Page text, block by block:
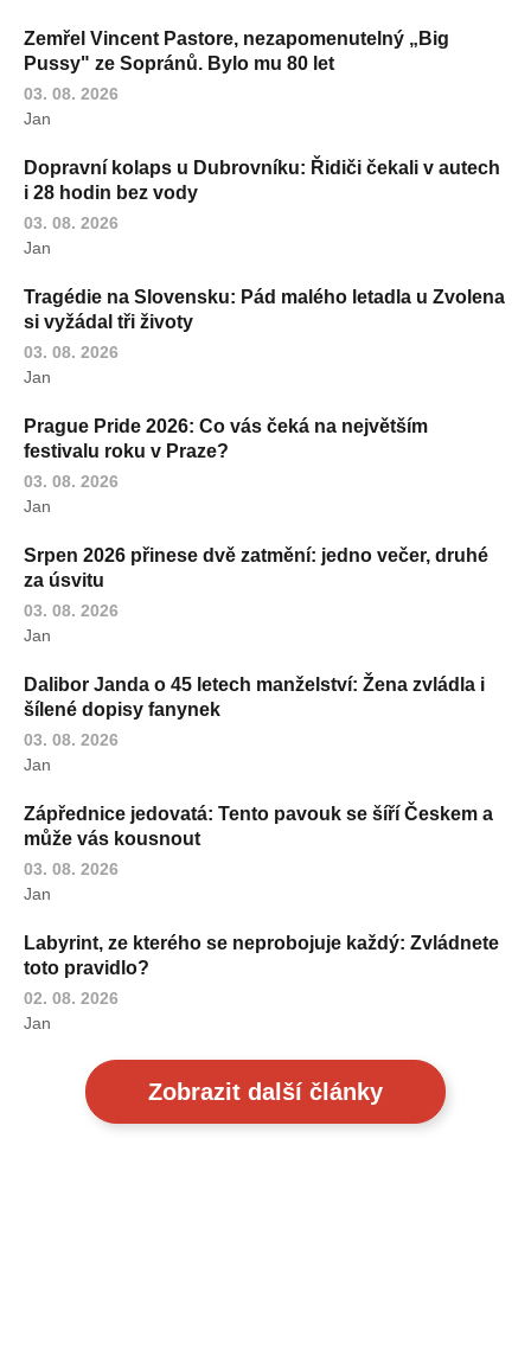
Zemřel Vincent Pastore, nezapomenutelný „Big
Pussy" ze Sopránů. Bylo mu 80 let
03. 08. 2026
Jan
Dopravní kolaps u Dubrovníku: Řidiči čekali v autech
i 28 hodin bez vody
03. 08. 2026
Jan
Tragédie na Slovensku: Pád malého letadla u Zvolena
si vyžádal tři životy
03. 08. 2026
Jan
Prague Pride 2026: Co vás čeká na největším
festivalu roku v Praze?
03. 08. 2026
Jan
Srpen 2026 přinese dvě zatmění: jedno večer, druhé
za úsvitu
03. 08. 2026
Jan
Dalibor Janda o 45 letech manželství: Žena zvládla i
šílené dopisy fanynek
03. 08. 2026
Jan
Zápřednice jedovatá: Tento pavouk se šíří Českem a
může vás kousnout
03. 08. 2026
Jan
Labyrint, ze kterého se neprobojuje každý: Zvládnete
toto pravidlo?
02. 08. 2026
Jan
Zobrazit další články